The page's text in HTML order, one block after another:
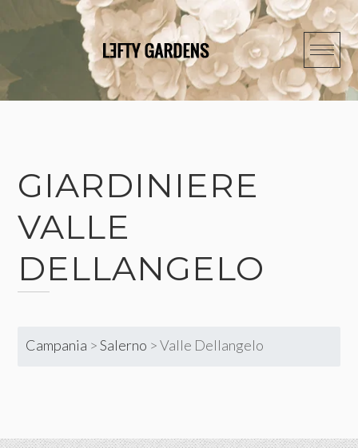
to
GIARDINIERE
VALLE
DELLANGELO
Campania >Salerno >Valle Dellangelo